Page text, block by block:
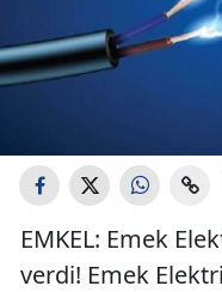
EMKEL: Emek
verdi! Emek